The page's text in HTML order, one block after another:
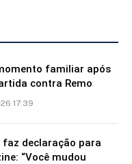
familiar após
contra Remo
17:39
faz declaração para
“Você mudou